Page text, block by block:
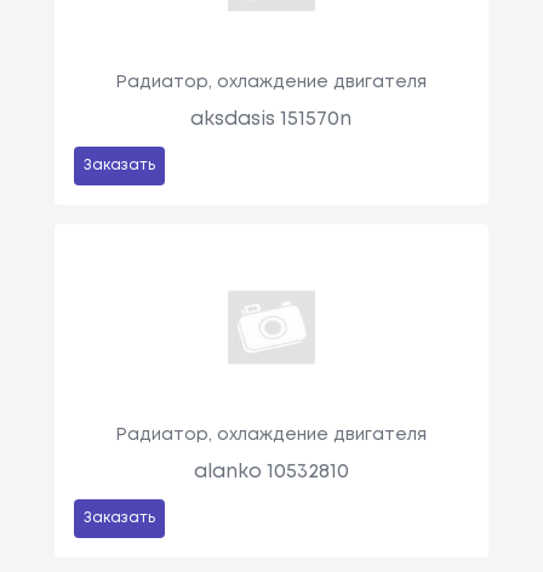
Радиатор, охлаждение двигателя
aksdasis 151570n
Заказать
Радиатор, охлаждение двигателя
alanko 10532810
Заказать